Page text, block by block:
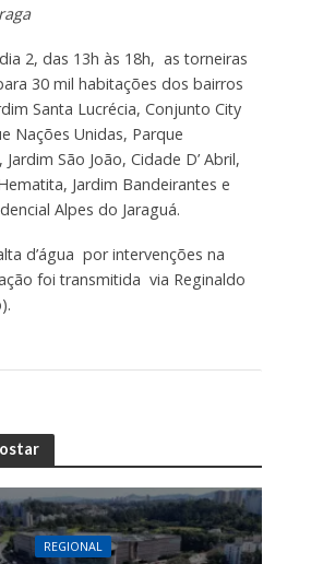
2, das 13h às 18h, as torneiras
30 mil habitações dos bairros
Santa Lucrécia, Conjunto City
Nações Unidas, Parque
São João, Cidade D’ Abril,
Jardim Bandeirantes e
Alpes do Jaraguá.
d’água por intervenções na
foi transmitida via Reginaldo
REGIONAL